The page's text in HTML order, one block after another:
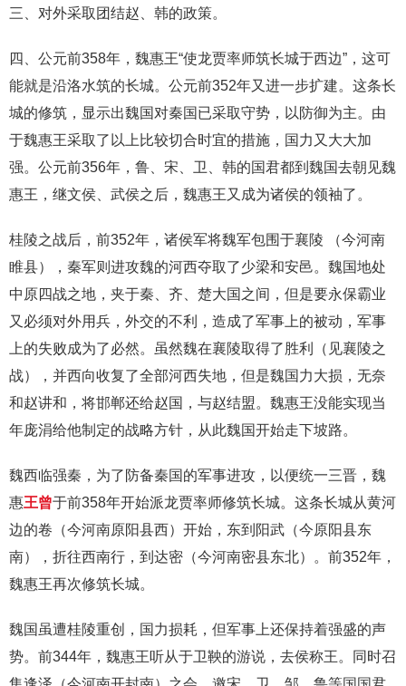
三、对外采取团结赵、韩的政策。
四、公元前358年，魏惠王“使龙贾率师筑长城于西边”，这可
能就是沿洛水筑的长城。公元前352年又进一步扩建。这条长
城的修筑，显示出魏国对秦国已采取守势，以防御为主。由
于魏惠王采取了以上比较切合时宜的措施，国力又大大加
强。公元前356年，鲁、宋、卫、韩的国君都到魏国去朝见魏
惠王，继文侯、武侯之后，魏惠王又成为诸侯的领袖了。
桂陵之战后，前352年，诸侯军将魏军包围于襄陵 （今河南
睢县），秦军则进攻魏的河西夺取了少梁和安邑。魏国地处
中原四战之地，夹于秦、齐、楚大国之间，但是要永保霸业
又必须对外用兵，外交的不利，造成了军事上的被动，军事
上的失败成为了必然。虽然魏在襄陵取得了胜利（见襄陵之
战），并西向收复了全部河西失地，但是魏国力大损，无奈
和赵讲和，将邯郸还给赵国，与赵结盟。魏惠王没能实现当
年庞涓给他制定的战略方针，从此魏国开始走下坡路。
魏西临强秦，为了防备秦国的军事进攻，以便统一三晋，魏
惠王曾于前358年开始派龙贾率师修筑长城。这条长城从黄河
边的卷（今河南原阳县西）开始，东到阳武（今原阳县东
南），折往西南行，到达密（今河南密县东北）。前352年，
魏惠王再次修筑长城。
魏国虽遭桂陵重创，国力损耗，但军事上还保持着强盛的声
势。前344年，魏惠王听从于卫鞅的游说，去侯称王。同时召